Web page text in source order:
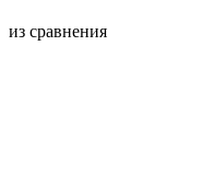
из сравнения